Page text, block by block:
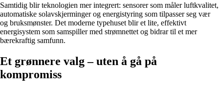
Samtidig blir teknologien mer integrert: sensorer som måler luftkvalitet,
automatiske solavskjerminger og energistyring som tilpasser seg vær
og bruksmønster. Det moderne typehuset blir et lite, effektivt
energisystem som samspiller med strømnettet og bidrar til et mer
bærekraftig samfunn.
Et grønnere valg – uten å gå på
kompromiss